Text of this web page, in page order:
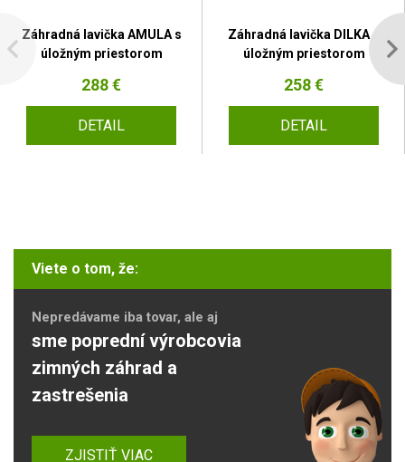
Záhradná lavička AMULA s
úložným priestorom
288 €
DETAIL
Záhradná lavička DILKA s
úložným priestorom
258 €
DETAIL
Viete o tom, že:
Nepredávame iba tovar, ale aj
sme poprední výrobcovia
zimných záhrad a
zastrešenia
ZJISTIŤ VIAC